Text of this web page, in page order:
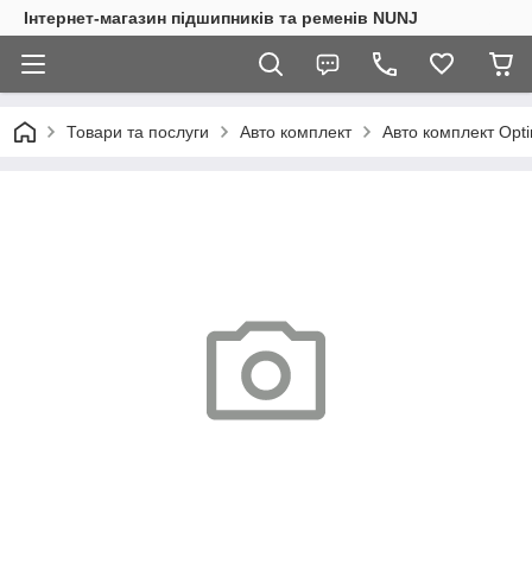
Інтернет-магазин підшипників та ременів NUNJ
Товари та послуги Авто комплект Авто комплект